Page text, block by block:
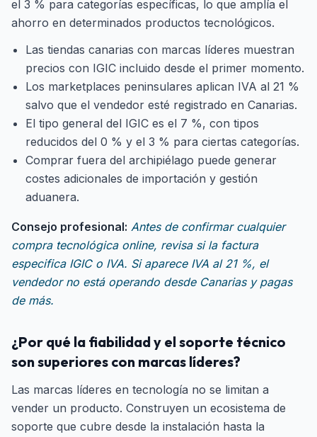
el 3 % para categorías específicas, lo que amplía el
ahorro en determinados productos tecnológicos.
Las tiendas canarias con marcas líderes muestran
precios con IGIC incluido desde el primer momento.
Los marketplaces peninsulares aplican IVA al 21 %
salvo que el vendedor esté registrado en Canarias.
El tipo general del IGIC es el 7 %, con tipos
reducidos del 0 % y el 3 % para ciertas categorías.
Comprar fuera del archipiélago puede generar
costes adicionales de importación y gestión
aduanera.
Consejo profesional: Antes de confirmar cualquier
compra tecnológica online, revisa si la factura
especifica IGIC o IVA. Si aparece IVA al 21 %, el
vendedor no está operando desde Canarias y pagas
de más.
¿Por qué la fiabilidad y el soporte técnico
son superiores con marcas líderes?
Las marcas líderes en tecnología no se limitan a
vender un producto. Construyen un ecosistema de
soporte que cubre desde la instalación hasta la